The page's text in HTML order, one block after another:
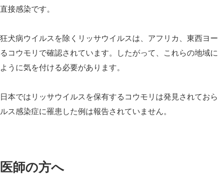
直接感染です。
狂犬病ウイルスを除くリッサウイルスは、アフリカ、東西ヨ
るコウモリで確認されています。したがって、これらの地域
ように気を付ける必要があります。
日本ではリッサウイルスを保有するコウモリは発見されてお
ルス感染症に罹患した例は報告されていません。
医師の方へ